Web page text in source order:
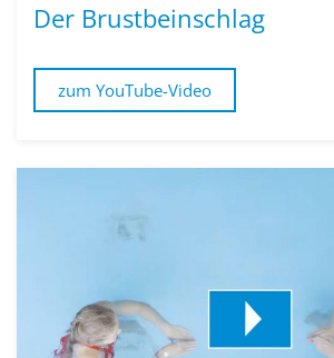
Der Brustbeinschlag
zum YouTube-Video